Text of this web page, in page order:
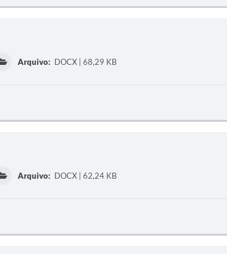
Arquivo: DOCX | 68,29 KB
Arquivo: DOCX | 62,24 KB